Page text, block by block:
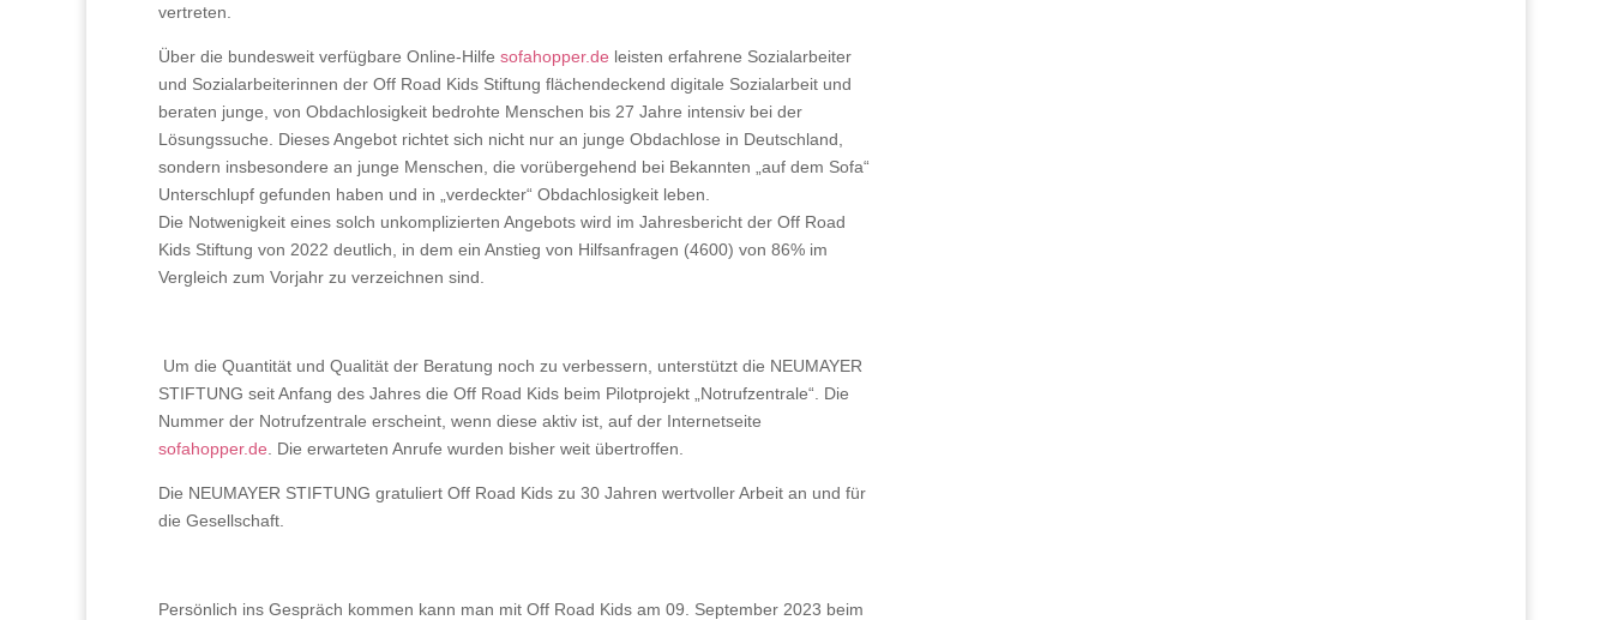
vertreten.
Über die bundesweit verfügbare Online-Hilfe sofahopper.de leisten erfahrene Sozialarbeiter
und Sozialarbeiterinnen der Off Road Kids Stiftung flächendeckend digitale Sozialarbeit und
beraten junge, von Obdachlosigkeit bedrohte Menschen bis 27 Jahre intensiv bei der
Lösungssuche. Dieses Angebot richtet sich nicht nur an junge Obdachlose in Deutschland,
sondern insbesondere an junge Menschen, die vorübergehend bei Bekannten „auf dem Sofa“
Unterschlupf gefunden haben und in „verdeckter“ Obdachlosigkeit leben.
Die Notwenigkeit eines solch unkomplizierten Angebots wird im Jahresbericht der Off Road
Kids Stiftung von 2022 deutlich, in dem ein Anstieg von Hilfsanfragen (4600) von 86% im
Vergleich zum Vorjahr zu verzeichnen sind.
Um die Quantität und Qualität der Beratung noch zu verbessern, unterstützt die NEUMAYER
STIFTUNG seit Anfang des Jahres die Off Road Kids beim Pilotprojekt „Notrufzentrale“. Die
Nummer der Notrufzentrale erscheint, wenn diese aktiv ist, auf der Internetseite
sofahopper.de . Die erwarteten Anrufe wurden bisher weit übertroffen.
Die NEUMAYER STIFTUNG gratuliert Off Road Kids zu 30 Jahren wertvoller Arbeit an und für
die Gesellschaft.
Persönlich ins Gespräch kommen kann man mit Off Road Kids am 09. September 2023 beim